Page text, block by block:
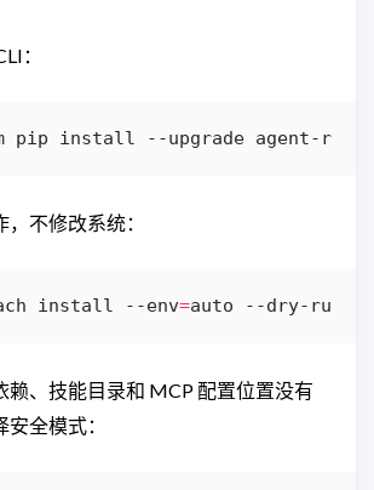
：
不修改系统：
install --env=
赖、技能目录和 MCP 配置位置没有
全模式：